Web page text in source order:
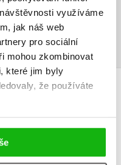
využíváme
jak náš web
pro sociální
mohou zkombinovat
které jim byly
že používáte
registrovaní uživatelé